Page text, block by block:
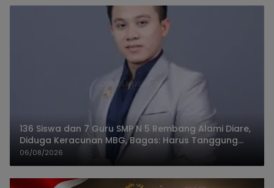
136 Siswa dan 7 Guru SMP N 5 Rembang Alami Diare,
Diduga Keracunan MBG, Bagas: Harus Tanggung
Jawab
06/08/2026